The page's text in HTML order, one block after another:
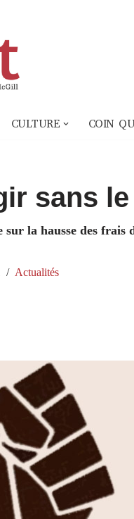
CULTURE COIN
sans
la hausse des frais
Actualités